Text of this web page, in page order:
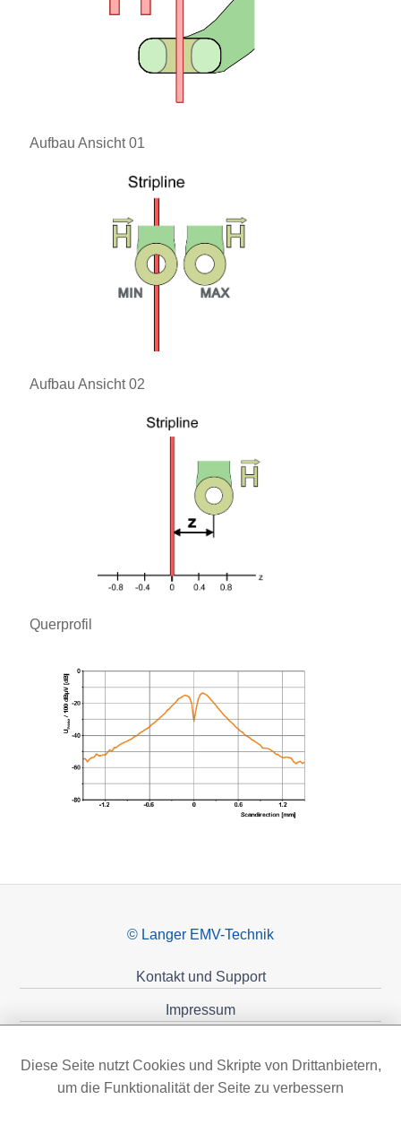
Aufbau Ansicht 01
Aufbau Ansicht 02
Querprofil
© Langer EMV-Technik
Kontakt und Support
Impressum
Diese Seite nutzt Cookies und Skripte von Drittanbietern,
um die Funktionalität der Seite zu verbessern